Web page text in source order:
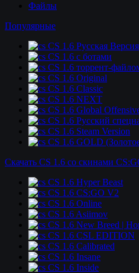
Файлы
Популярные
CS 1.6 Русская Версия
CS 1.6 c ботами
CS 1.6 торрент-
CS 1.6 Original
CS 1.6 Classic
CS 1.6 NEXT
CS 1.6 Global
CS 1.6 Русский
CS 1.6 Steam Version
CS 1.6 GOLD
Скачать CS 1.6 со скинами
CS 1.6 Hyper Beast
CS 1.6 CS:GO V2
CS 1.6 Online
CS 1.6 Asiimov
CS 1.6 New Breed |
CS 1.6 CSL EDITION
CS 1.6 Calibrated
CS 1.6 Insane
CS 1.6 Inside